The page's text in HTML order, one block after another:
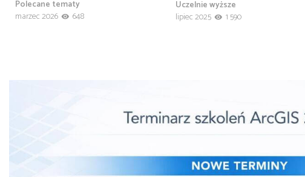
Polecane tematy
marzec 2026
648
Uczelnie wyższe
lipiec 2025
1 590